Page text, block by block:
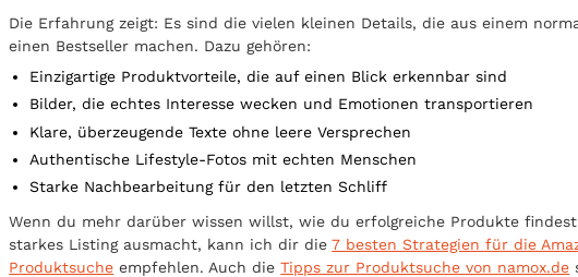
Die Erfahrung zeigt: Es sind die vielen kleinen Details, die aus einem
einen Bestseller machen. Dazu gehören:
Einzigartige Produktvorteile, die auf einen Blick erkennbar sind
Bilder, die echtes Interesse wecken und Emotionen transportieren
Klare, überzeugende Texte ohne leere Versprechen
Authentische Lifestyle-Fotos mit echten Menschen
Starke Nachbearbeitung für den letzten Schliff
Wenn du mehr darüber wissen willst, wie du erfolgreiche Produkte
starkes Listing ausmacht, kann ich dir die7 besten Strategien für die
Produktsuche empfehlen. Auch dieTipps zur Produktsuche von namox.de